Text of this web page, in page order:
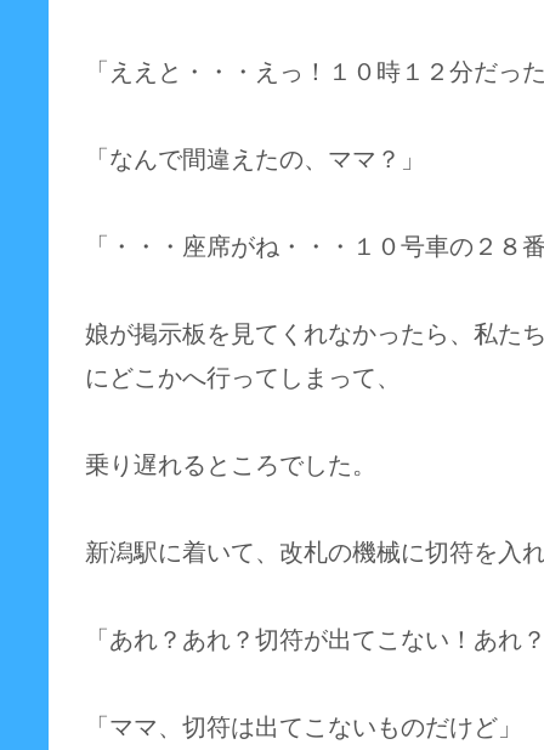
「ええと・・・えっ！１０時１２分だっ
「なんで間違えたの、ママ？」
「・・・座席がね・・・１０号車の２８
娘が掲示板を見てくれなかったら、私た
にどこかへ行ってしまって、
乗り遅れるところでした。
新潟駅に着いて、改札の機械に切符を入
「あれ？あれ？切符が出てこない！あれ
「ママ、切符は出てこないものだけど」